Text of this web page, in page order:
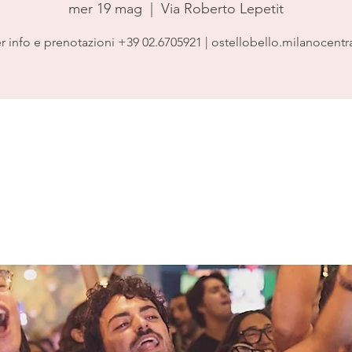
mer 19 mag Via Roberto Lepetit
info e prenotazioni +39 02.6705921 |